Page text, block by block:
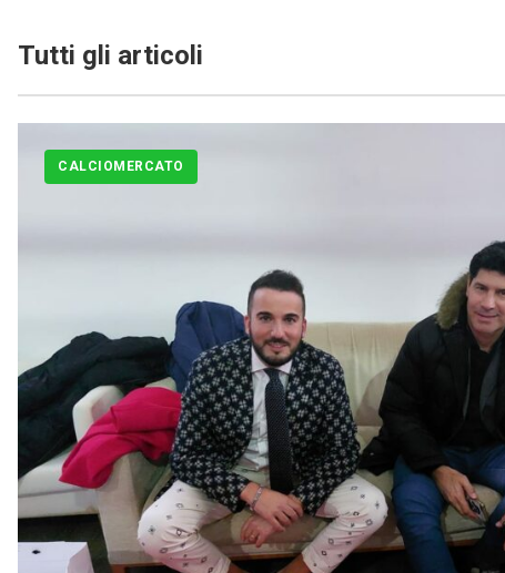
Tutti gli articoli
CALCIOMERCATO